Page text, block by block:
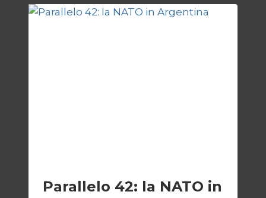
SENZA
ONU
Parallelo 42: la NATO in